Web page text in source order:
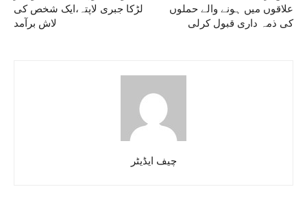
لڑکا جبری لاپتہ،ایک شخص کی
لاش برآمد
علاقوں میں ہونے والے حملوں
کی ذمہ داری قبول کرلی
چیف ایڈیٹر